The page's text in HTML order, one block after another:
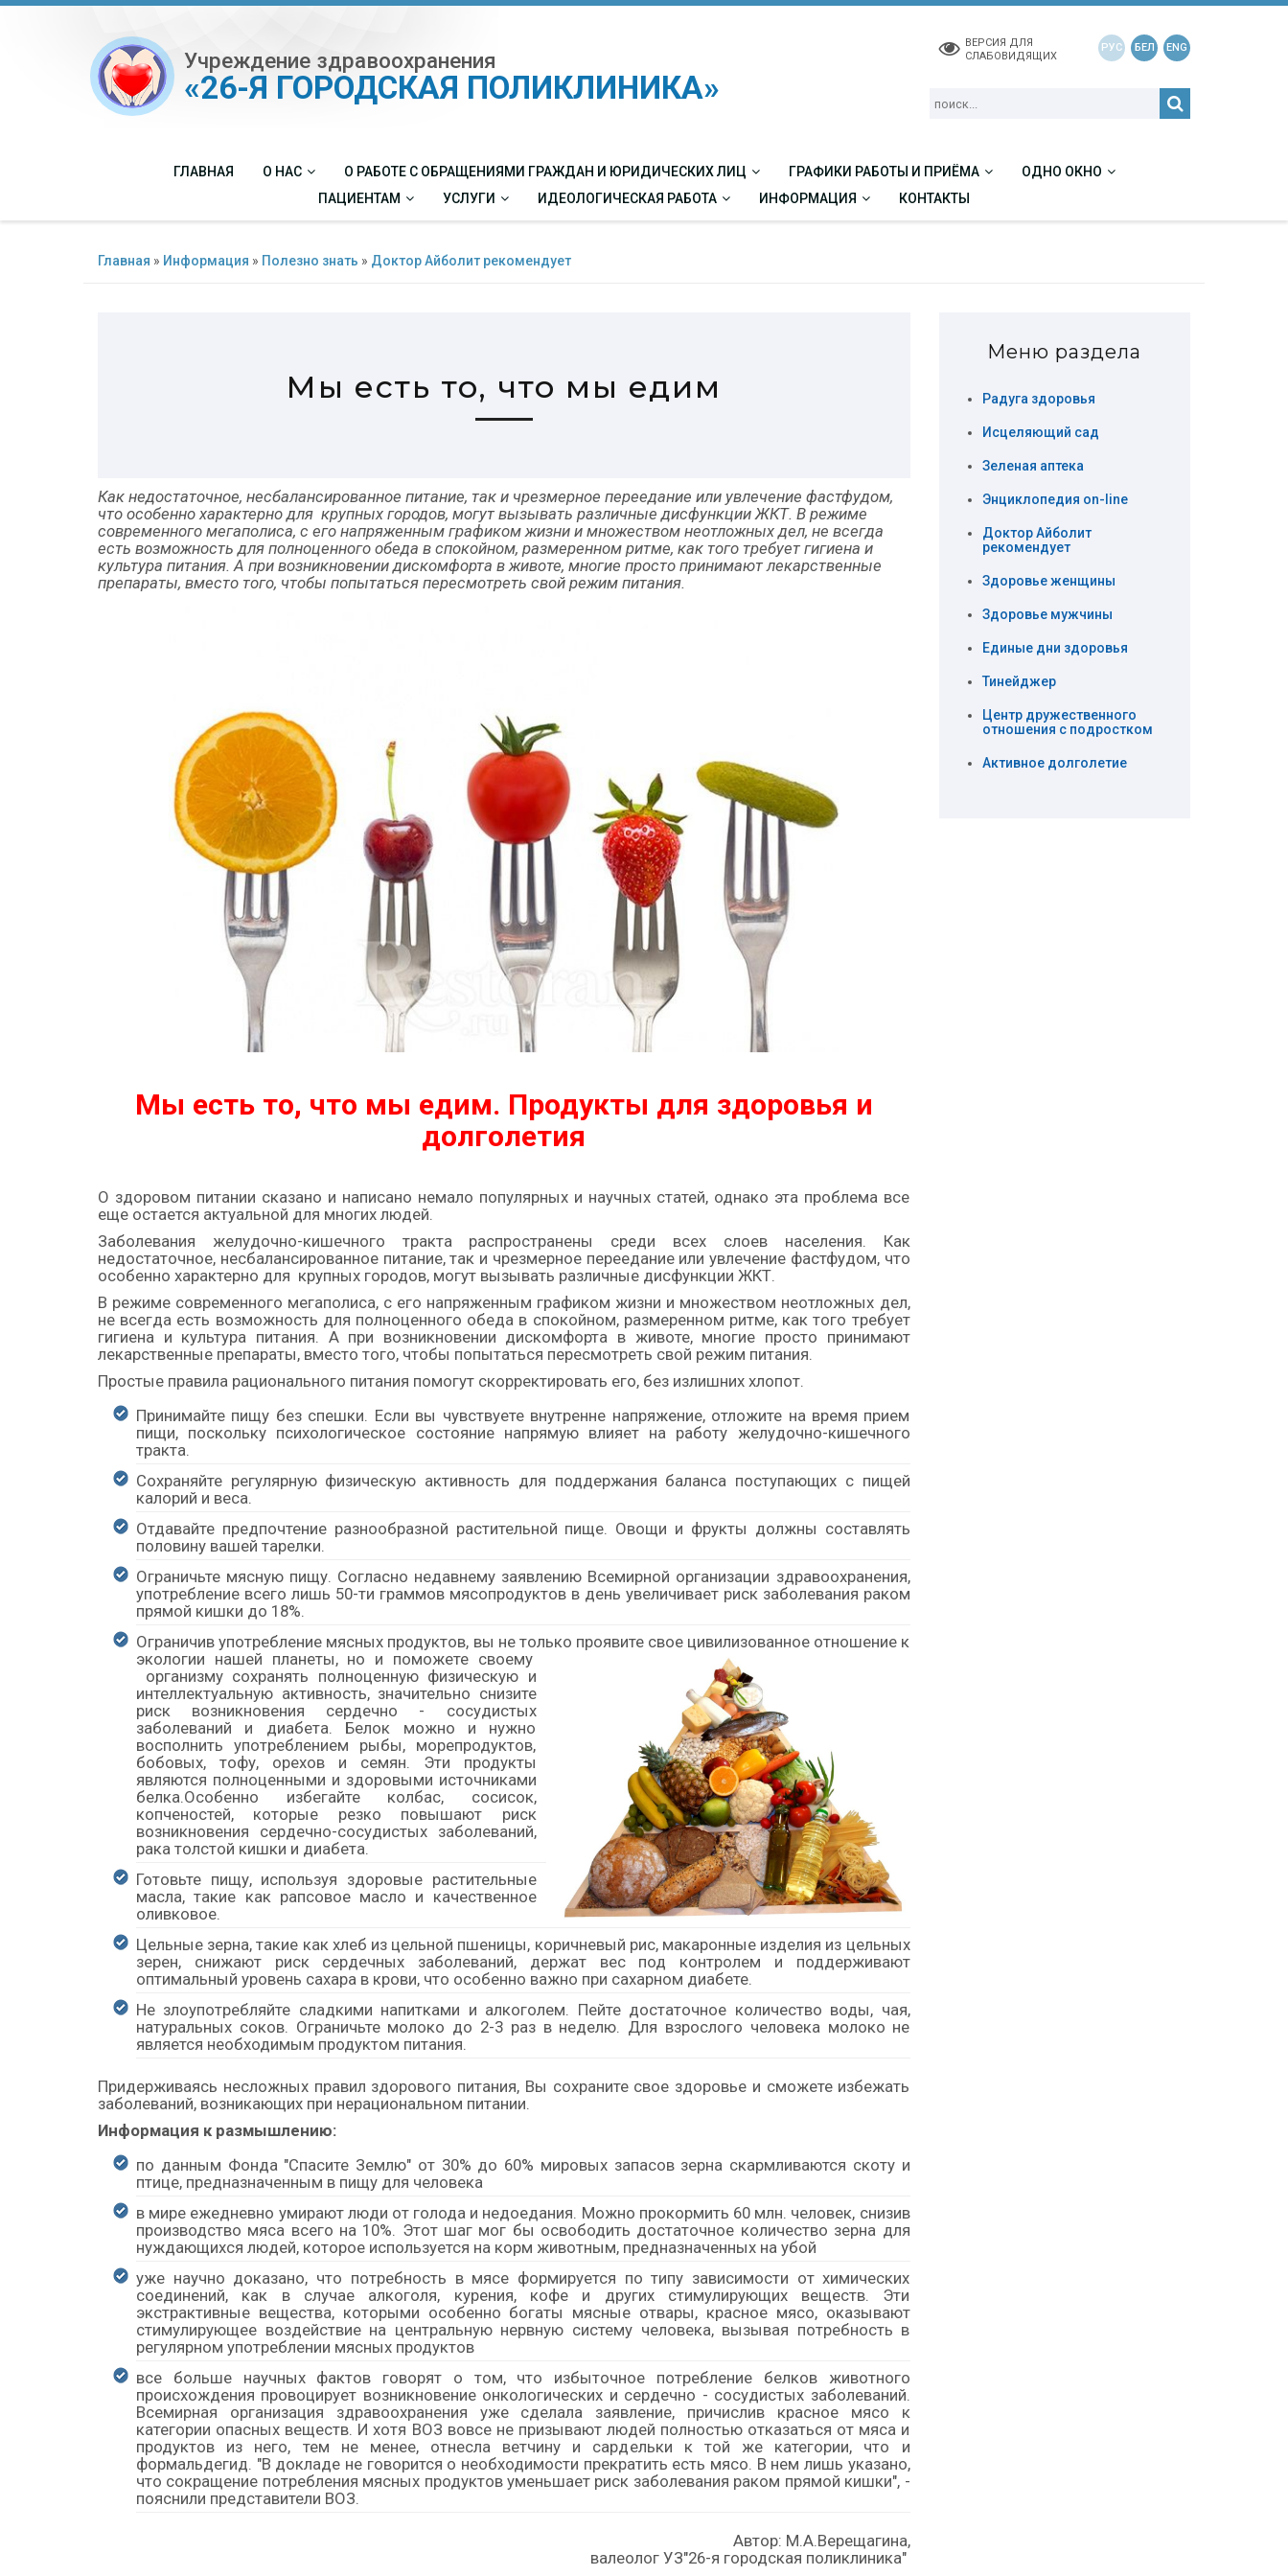
Учреждение здравоохранения
«26-Я ГОРОДСКАЯ ПОЛИКЛИНИКА»
ВЕРСИЯ ДЛЯ
СЛАБОВИДЯЩИХ
РУС БЕЛ ENG
ГЛАВНАЯ О НАС О РАБОТЕ С ОБРАЩЕНИЯМИ ГРАЖДАН И ЮРИДИЧЕСКИХ ЛИЦ ГРАФИКИ РАБОТЫ И ПРИЁМА
ОДНО ОКНО
ПАЦИЕНТАМ
УСЛУГИ ИДЕОЛОГИЧЕСКАЯ РАБОТА ИНФОРМАЦИЯ КОНТАКТЫ
Главная » Информация » Полезно знать » Доктор Айболит рекомендует
Мы есть то, что мы едим
Как недостаточное, несбалансированное питание, так и чрезмерное переедание или увлечение фастфудом,
что особенно характерно для крупных городов, могут вызывать различные дисфункции ЖКТ. В режиме
современного мегаполиса, с его напряженным графиком жизни и множеством неотложных дел, не всегда
есть возможность для полноценного обеда в спокойном, размеренном ритме, как того требует гигиена и
культура питания. А при возникновении дискомфорта в животе, многие просто принимают лекарственные
препараты, вместо того, чтобы попытаться пересмотреть свой режим питания.
Мы есть то, что мы едим. Продукты для здоровья и
долголетия
О здоровом питании сказано и написано немало популярных и научных статей, однако эта проблема все
еще остается актуальной для многих людей.
Заболевания желудочно-кишечного тракта распространены среди всех слоев населения. Как
недостаточное, несбалансированное питание, так и чрезмерное переедание или увлечение фастфудом, что
особенно характерно для крупных городов, могут вызывать различные дисфункции ЖКТ.
В режиме современного мегаполиса, с его напряженным графиком жизни и множеством неотложных дел,
не всегда есть возможность для полноценного обеда в спокойном, размеренном ритме, как того требует
гигиена и культура питания. А при возникновении дискомфорта в животе, многие просто принимают
лекарственные препараты, вместо того, чтобы попытаться пересмотреть свой режим питания.
Простые правила рационального питания помогут скорректировать его, без излишних хлопот.
Принимайте пищу без спешки. Если вы чувствуете внутренне напряжение, отложите на время прием
пищи, поскольку психологическое состояние напрямую влияет на работу желудочно-кишечного
тракта.
Сохраняйте регулярную физическую активность для поддержания баланса поступающих с пищей
калорий и веса.
Отдавайте предпочтение разнообразной растительной пище. Овощи и фрукты должны составлять
половину вашей тарелки.
Ограничьте мясную пищу. Согласно недавнему заявлению Всемирной организации здравоохранения,
употребление всего лишь 50-ти граммов мясопродуктов в день увеличивает риск заболевания раком
прямой кишки до 18%.
Ограничив употребление мясных продуктов, вы не только проявите свое цивилизованное отношение к
экологии нашей планеты, но и поможете своему
организму сохранять полноценную физическую и
интеллектуальную активность, значительно снизите
риск возникновения сердечно - сосудистых
заболеваний и диабета. Белок можно и нужно
восполнить употреблением рыбы, морепродуктов,
бобовых, тофу, орехов и семян. Эти продукты
являются полноценными и здоровыми источниками
белка.Особенно избегайте колбас, сосисок,
копченостей, которые резко повышают риск
возникновения сердечно-сосудистых заболеваний,
рака толстой кишки и диабета.
Готовьте пищу, используя здоровые растительные
масла, такие как рапсовое масло и качественное
оливковое.
Цельные зерна, такие как хлеб из цельной пшеницы, коричневый рис, макаронные изделия из цельных
зерен, снижают риск сердечных заболеваний, держат вес под контролем и поддерживают
оптимальный уровень сахара в крови, что особенно важно при сахарном диабете.
Не злоупотребляйте сладкими напитками и алкоголем. Пейте достаточное количество воды, чая,
натуральных соков. Ограничьте молоко до 2-3 раз в неделю. Для взрослого человека молоко не
является необходимым продуктом питания.
Придерживаясь несложных правил здорового питания, Вы сохраните свое здоровье и сможете избежать
заболеваний, возникающих при нерациональном питании.
Информация к размышлению:
по данным Фонда "Спасите Землю" от 30% до 60% мировых запасов зерна скармливаются скоту и
птице, предназначенным в пищу для человека
в мире ежедневно умирают люди от голода и недоедания. Можно прокормить 60 млн. человек, снизив
производство мяса всего на 10%. Этот шаг мог бы освободить достаточное количество зерна для
нуждающихся людей, которое используется на корм животным, предназначенных на убой
уже научно доказано, что потребность в мясе формируется по типу зависимости от химических
соединений, как в случае алкоголя, курения, кофе и других стимулирующих веществ. Эти
экстрактивные вещества, которыми особенно богаты мясные отвары, красное мясо, оказывают
стимулирующее воздействие на центральную нервную систему человека, вызывая потребность в
регулярном употреблении мясных продуктов
все больше научных фактов говорят о том, что избыточное потребление белков животного
происхождения провоцирует возникновение онкологических и сердечно - сосудистых заболеваний.
Всемирная организация здравоохранения уже сделала заявление, причислив красное мясо к
категории опасных веществ. И хотя ВОЗ вовсе не призывают людей полностью отказаться от мяса и
продуктов из него, тем не менее, отнесла ветчину и сардельки к той же категории, что и
формальдегид. "В докладе не говорится о необходимости прекратить есть мясо. В нем лишь указано,
что сокращение потребления мясных продуктов уменьшает риск заболевания раком прямой кишки", -
пояснили представители ВОЗ.
Автор: М.А.Верещагина,
валеолог УЗ"26-я городская поликлиника"
Меню раздела
Радуга здоровья
Исцеляющий сад
Зеленая аптека
Энциклопедия on-line
Доктор Айболит
рекомендует
Здоровье женщины
Здоровье мужчины
Единые дни здоровья
Тинейджер
Центр дружественного
отношения с подростком
Активное долголетие